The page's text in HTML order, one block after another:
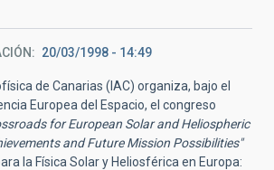
20/03/1998 - 14:49
de Canarias (IAC) organiza, bajo el
Europea del Espacio, el congreso
for European Solar and Heliospheric
and Future Mission Possibilities"
la Física Solar y Heliosférica en Europa: